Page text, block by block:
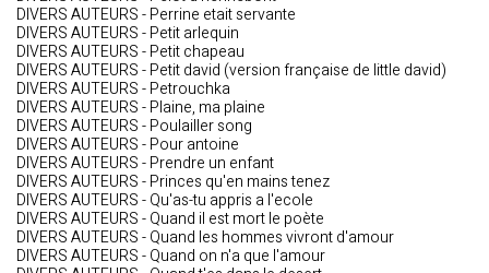
DIVERS AUTEURS - Perrine etait servante
DIVERS AUTEURS - Petit arlequin
DIVERS AUTEURS - Petit chapeau
DIVERS AUTEURS - Petit david (version française de little david)
DIVERS AUTEURS - Petrouchka
DIVERS AUTEURS - Plaine, ma plaine
DIVERS AUTEURS - Poulailler song
DIVERS AUTEURS - Pour antoine
DIVERS AUTEURS - Prendre un enfant
DIVERS AUTEURS - Princes qu'en mains tenez
DIVERS AUTEURS - Qu'as-tu appris a l'ecole
DIVERS AUTEURS - Quand il est mort le poète
DIVERS AUTEURS - Quand les hommes vivront d'amour
DIVERS AUTEURS - Quand on n'a que l'amour